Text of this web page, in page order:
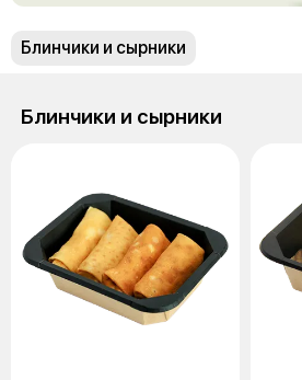
Блинчики и сырники
Блинчики и сырники